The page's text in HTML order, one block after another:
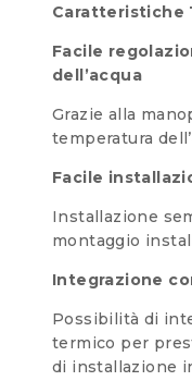
Caratteristiche
Facile
dell’acqua
Grazie alla
temperatura
Facile
Installazione
montaggio
Integrazione
Possibilità di
termico per
di installazione